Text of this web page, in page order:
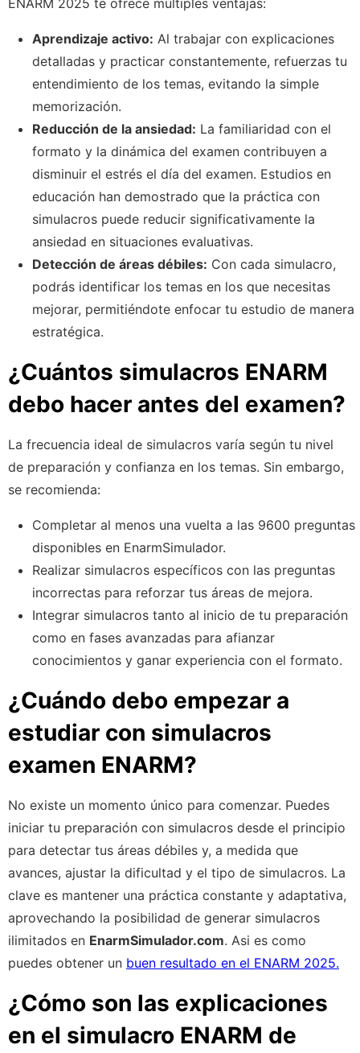
ENARM 2025 te ofrece múltiples ventajas:
Aprendizaje activo: Al trabajar con explicaciones
detalladas y practicar constantemente, refuerzas tu
entendimiento de los temas, evitando la simple
memorización.
Reducción de la ansiedad: La familiaridad con el
formato y la dinámica del examen contribuyen a
disminuir el estrés el día del examen. Estudios en
educación han demostrado que la práctica con
simulacros puede reducir significativamente la
ansiedad en situaciones evaluativas.
Detección de áreas débiles: Con cada simulacro,
podrás identificar los temas en los que necesitas
mejorar, permitiéndote enfocar tu estudio de manera
estratégica.
¿Cuántos simulacros ENARM
debo hacer antes del examen?
La frecuencia ideal de simulacros varía según tu nivel
de preparación y confianza en los temas. Sin embargo,
se recomienda:
Completar al menos una vuelta a las 9600 preguntas
disponibles en EnarmSimulador.
Realizar simulacros específicos con las preguntas
incorrectas para reforzar tus áreas de mejora.
Integrar simulacros tanto al inicio de tu preparación
como en fases avanzadas para afianzar
conocimientos y ganar experiencia con el formato.
¿Cuándo debo empezar a
estudiar con simulacros
examen ENARM?
No existe un momento único para comenzar. Puedes
iniciar tu preparación con simulacros desde el principio
para detectar tus áreas débiles y, a medida que
avances, ajustar la dificultad y el tipo de simulacros. La
clave es mantener una práctica constante y adaptativa,
aprovechando la posibilidad de generar simulacros
ilimitados en EnarmSimulador.com. Asi es como
puedes obtener un buen resultado en el ENARM 2025.
¿Cómo son las explicaciones
en el simulacro ENARM de